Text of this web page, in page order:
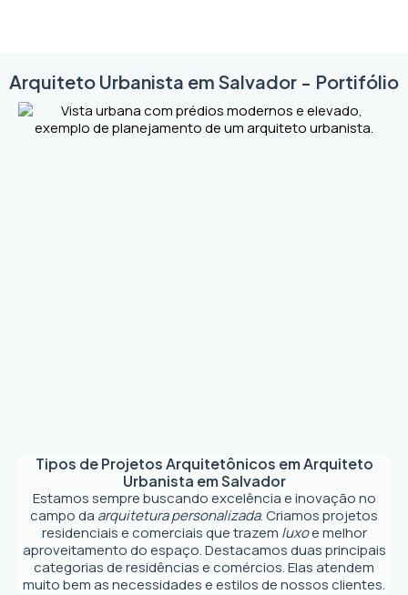
Arquiteto Urbanista em Salvador - Portifólio
Tipos de Projetos Arquitetônicos emArquiteto
Urbanista em Salvador
Estamos sempre buscando excelência e inovação no
campo da arquitetura personalizada. Criamos projetos
residenciais e comerciais que trazem luxoe melhor
aproveitamento do espaço. Destacamos duas principais
categorias de residências e comércios. Elas atendem
muito bem as necessidades e estilos de nossos clientes.